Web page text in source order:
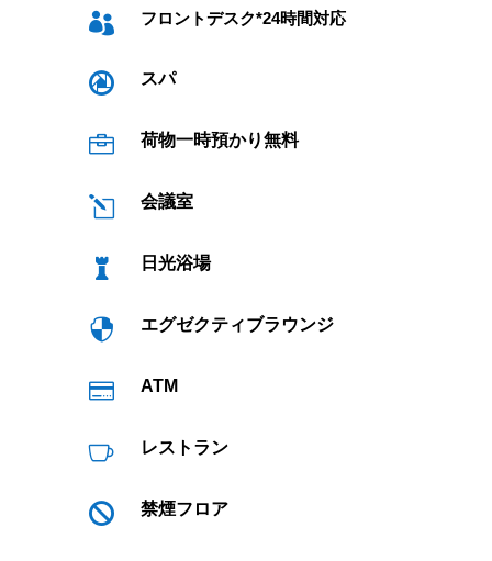
 フロントデスク*24時間対応
 スパ
 荷物一時預かり無料
l 会議室
 日光浴場
 エグゼクティブラウンジ
 ATM
 レストラン
 禁煙フロア